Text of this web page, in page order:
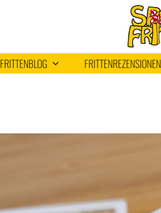
FRITTENBLOG FRITTENREZENSIONEN